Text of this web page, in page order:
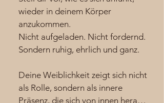
Nicht nach mehr Reiz,
sondern nach mehr
Wahrhaftigkeit.
wieder sicher anfühlt.
Nach Weiblichkeit, die nicht
angepasst ist.
wieder in deinem Körper
anzukommen.
Nicht aufgeladen. Nicht fordernd.
Sondern ruhig, ehrlich und ganz.
Deine Weiblichkeit zeigt sich nicht
als Rolle, sondern als innere
Präsenz, die sich von innen heraus